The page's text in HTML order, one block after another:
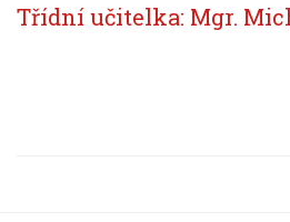
Třídní učitelka: Mgr.